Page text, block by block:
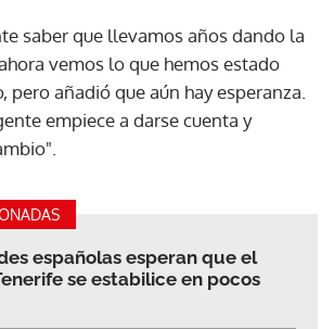
saber que llevamos años dando la
vemos lo que hemos estado
añadió que aún hay esperanza.
empiece a darse cuenta y
españolas esperan que el
se estabilice en pocos